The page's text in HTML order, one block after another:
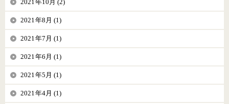
2021年10月 (2)
2021年8月 (1)
2021年7月 (1)
2021年6月 (1)
2021年5月 (1)
2021年4月 (1)